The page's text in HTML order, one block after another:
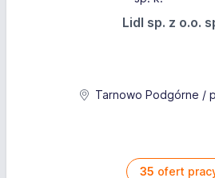
Lidl sp. z o.o.
Tarnowo Podgórne /
35 ofert